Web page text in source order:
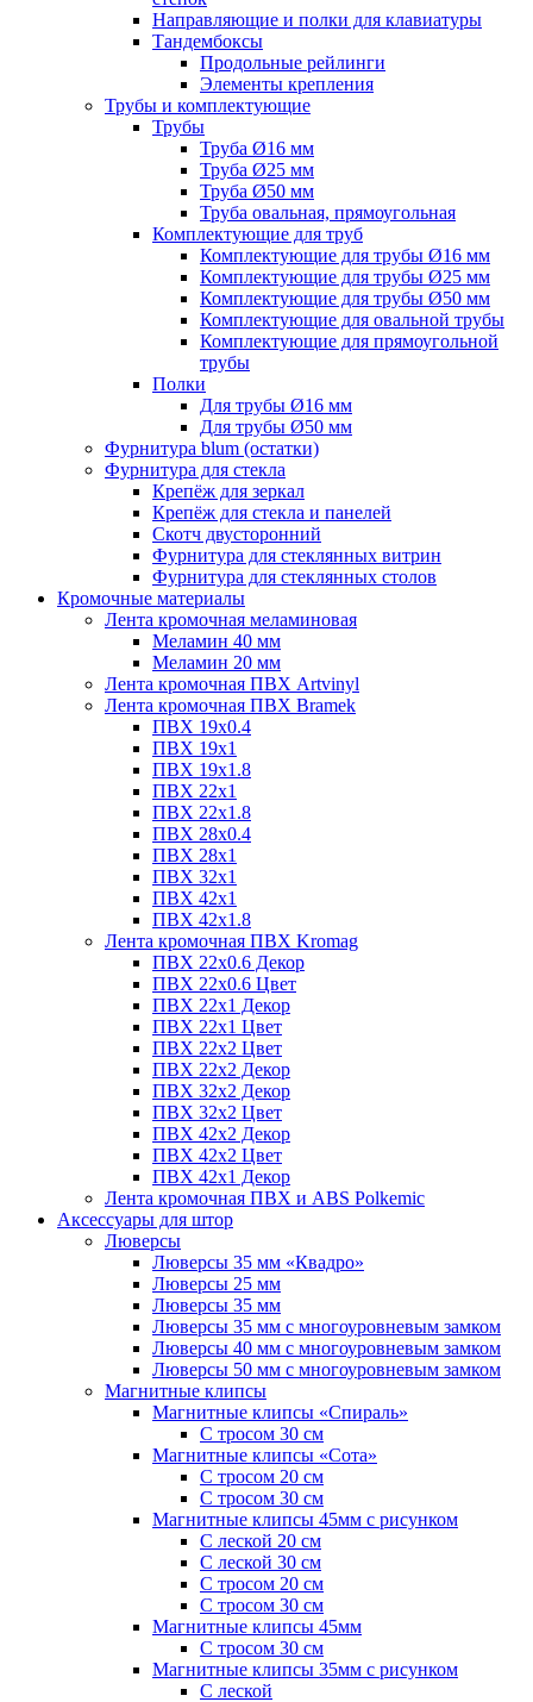
Направляющие и полки для клавиатуры
Тандембоксы
Продольные рейлинги
Элементы крепления
Трубы и комплектующие
Трубы
Труба Ø16 мм
Труба Ø25 мм
Труба Ø50 мм
Труба овальная, прямоугольная
Комплектующие для труб
Комплектующие для трубы Ø16 мм
Комплектующие для трубы Ø25 мм
Комплектующие для трубы Ø50 мм
Комплектующие для овальной трубы
Комплектующие для прямоугольной
трубы
Полки
Для трубы Ø16 мм
Для трубы Ø50 мм
Фурнитура blum (остатки)
Фурнитура для стекла
Крепёж для зеркал
Крепёж для стекла и панелей
Скотч двусторонний
Фурнитура для стеклянных витрин
Фурнитура для стеклянных столов
Кромочные материалы
Лента кромочная меламиновая
Меламин 40 мм
Меламин 20 мм
Лента кромочная ПВХ Artvinyl
Лента кромочная ПВХ Bramek
ПВХ 19x0.4
ПВХ 19х1
ПВХ 19х1.8
ПВХ 22х1
ПВХ 22х1.8
ПВХ 28х0.4
ПВХ 28х1
ПВХ 32x1
ПВХ 42х1
ПВХ 42х1.8
Лента кромочная ПВХ Kromag
ПВХ 22x0.6 Декор
ПВХ 22x0.6 Цвет
ПВХ 22x1 Декор
ПВХ 22x1 Цвет
ПВХ 22x2 Цвет
ПВХ 22x2 Декор
ПВХ 32x2 Декор
ПВХ 32x2 Цвет
ПВХ 42x2 Декор
ПВХ 42x2 Цвет
ПВХ 42x1 Декор
Лента кромочная ПВХ и ABS Polkemic
Аксессуары для штор
Люверсы
Люверсы 35 мм «Квадро»
Люверсы 25 мм
Люверсы 35 мм
Люверсы 35 мм с многоуровневым замком
Люверсы 40 мм с многоуровневым замком
Люверсы 50 мм с многоуровневым замком
Магнитные клипсы
Магнитные клипсы «Спираль»
С тросом 30 см
Магнитные клипсы «Сота»
С тросом 20 см
С тросом 30 см
Магнитные клипсы 45мм с рисунком
С леской 20 см
С леской 30 см
С тросом 20 см
С тросом 30 см
Магнитные клипсы 45мм
С тросом 30 см
Магнитные клипсы 35мм с рисунком
С леской